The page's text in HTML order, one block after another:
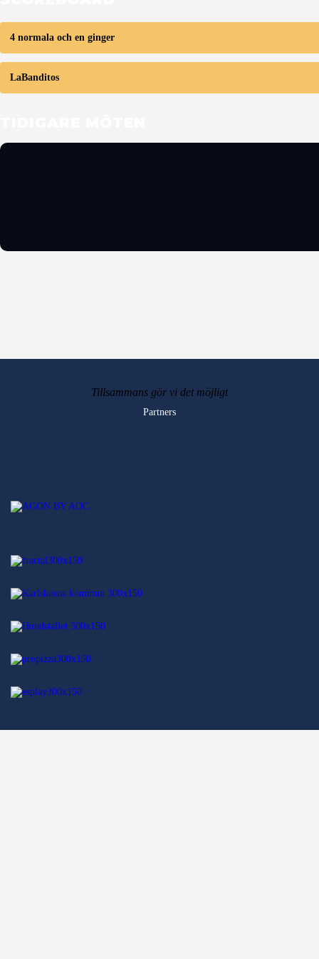
4 normala och en ginger
LaBanditos
Tillsammans gör vi det möjligt
Partners